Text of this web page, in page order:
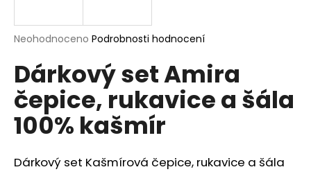
Průměrné
produktu
je
0,0
z
5
hvězdiček.
Neohodnoceno Podrobnosti hodnocení
Dárkový set Amira
čepice, rukavice a šála
100% kašmír
Dárkový set Kašmírová čepice, rukavice a šála
j
t
?
HLEDAT